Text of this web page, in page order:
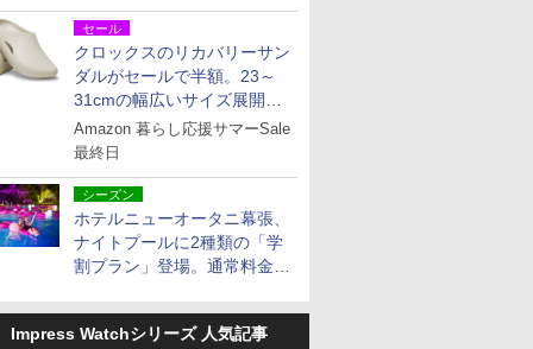
を9月15日から発売
セール
クロックスのリカバリーサン
ダルがセールで半額。23～
31cmの幅広いサイズ展開、
独自のクッション素材を採用
Amazon 暮らし応援サマーSale
最終日
シーズン
ホテルニューオータニ幕張、
ナイトプールに2種類の「学
割プラン」登場。通常料金の
Impress Watchシリーズ 人気記事